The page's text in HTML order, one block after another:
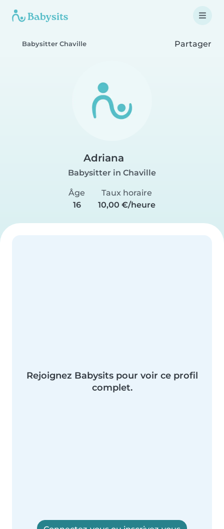
Babysitter Chaville Partager
Adriana
Babysitter in Chaville
Âge
16
Taux horaire
10,00 €/heure
Rejoignez Babysits pour voir ce profil
complet.